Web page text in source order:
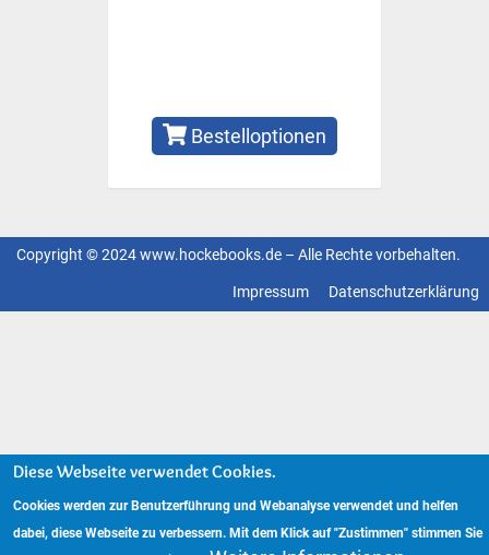
Bestelloptionen
Copyright © 2024 www.hockebooks.de – Alle Rechte vorbehalten.
Datenschutzerklärung
Impressum
Diese Webseite verwendet Cookies.
Cookies werden zur Benutzerführung und Webanalyse verwendet und helfen
dabei, diese Webseite zu verbessern. Mit dem Klick auf "Zustimmen" stimmen Sie